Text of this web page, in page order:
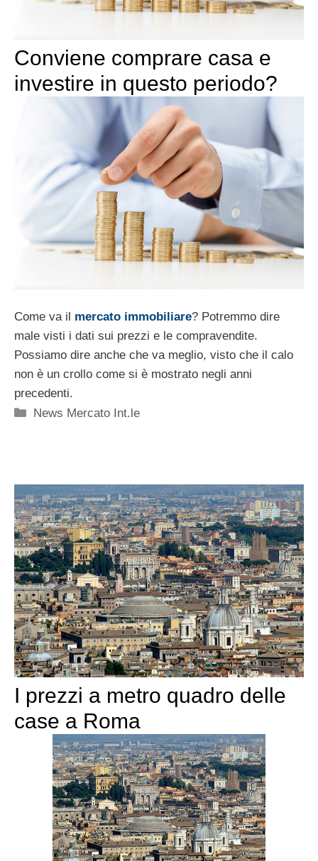
Conviene comprare casa e
investire in questo periodo?
Come va il mercato immobiliare? Potremmo dire
male visti i dati sui prezzi e le compravendite.
Possiamo dire anche che va meglio, visto che il calo
non è un crollo come si è mostrato negli anni
precedenti.
Categorie
News Mercato Int.le
I prezzi a metro quadro delle
case a Roma